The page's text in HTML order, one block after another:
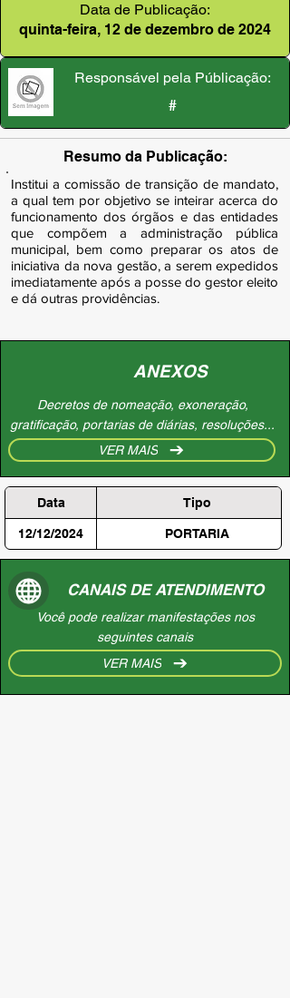
Data de Publicação:
quinta-feira, 12 de dezembro de 2024
Responsável pela Públicação:
#
Resumo da Publicação:
Institui a comissão de transição de mandato,
a qual tem por objetivo se inteirar acerca do
funcionamento dos órgãos e das entidades
que compõem a administração pública
municipal, bem como preparar os atos de
iniciativa da nova gestão, a serem expedidos
imediatamente após a posse do gestor eleito
e dá outras providências.
ANEXOS
Decretos de nomeação, exoneração,
gratificação, portarias de diárias, resoluções...
VER MAIS
Data Tipo
12/12/2024 PORTARIA
CANAIS DE ATENDIMENTO
Você pode realizar manifestações nos
seguintes canais
VER MAIS